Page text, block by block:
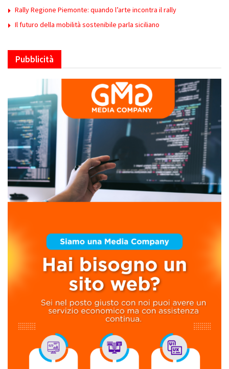
Rally Regione Piemonte: quando l’arte incontra il rally
Il futuro della mobilità sostenibile parla siciliano
Pubblicità